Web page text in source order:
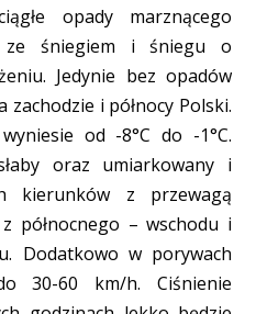
opady marznącego
ze śniegiem i śniegu o
Jedynie bez opadów
i północy Polski.
od -8°C do -1°C.
oraz umiarkowany i
kierunków z przewagą
północnego – wschodu i
Dodatkowo w porywach
30-60 km/h. Ciśnienie